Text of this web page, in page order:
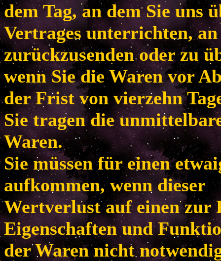
dem Tag, an dem Sie uns
Vertrages unterrichten, an
zurückzusenden oder zu
wenn Sie die Waren vor
der Frist von vierzehn
Sie tragen die
Waren.
Sie müssen für einen
aufkommen, wenn dieser
Wertverlust auf einen zur
Eigenschaften und
der Waren nicht